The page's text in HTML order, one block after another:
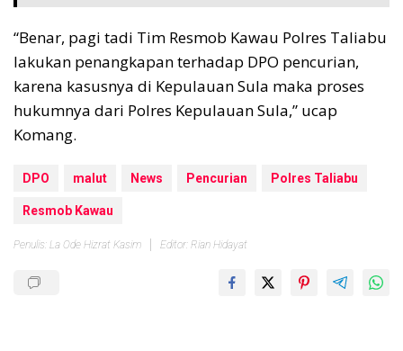
“Benar, pagi tadi Tim Resmob Kawau Polres Taliabu
lakukan penangkapan terhadap DPO pencurian,
karena kasusnya di Kepulauan Sula maka proses
hukumnya dari Polres Kepulauan Sula,” ucap
Komang.
DPO malut News Pencurian Polres Taliabu
Resmob Kawau
Penulis: La Ode Hizrat Kasim Editor: Rian Hidayat